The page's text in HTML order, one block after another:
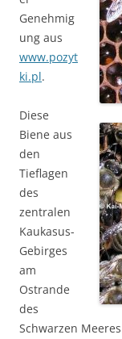
Genehmig
ung aus
www.pozyt
ki.pl.
Diese
Biene aus
den
Tieflagen
des
zentralen
Kaukasus-
Gebirges
am
Ostrande
des
Schwarzen